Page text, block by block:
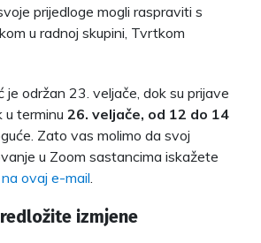
prijedloge mogli raspraviti s
u radnoj skupini, Tvrtkom
je održan 23. veljače, dok su prijave
u terminu 26. veljače, od 12 do 14
Zato vas molimo da svoj
u Zoom sastancima iskažete
ovaj e-mail
izmjene